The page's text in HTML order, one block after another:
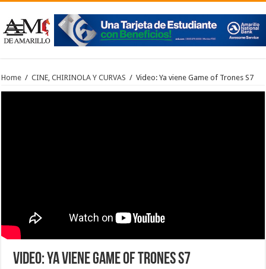
Home / CINE, CHIRINOLA Y CURVAS / Video: Ya viene Game of Trones S7
Video: Ya viene Game of Trones S7